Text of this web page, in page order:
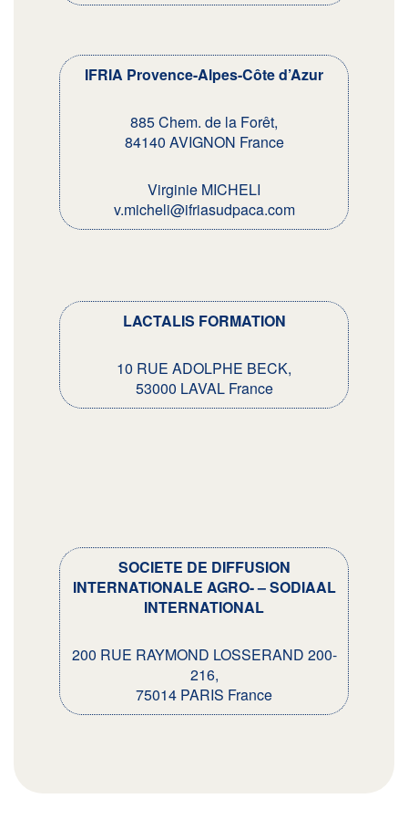
IFRIA Provence-Alpes-Côte d’Azur
885 Chem. de la Forêt,
84140 AVIGNON France
Virginie MICHELI
v.micheli@ifriasudpaca.com
LACTALIS FORMATION
10 RUE ADOLPHE BECK,
53000 LAVAL France
SOCIETE DE DIFFUSION
INTERNATIONALE AGRO- – SODIAAL
INTERNATIONAL
200 RUE RAYMOND LOSSERAND 200-
216,
75014 PARIS France